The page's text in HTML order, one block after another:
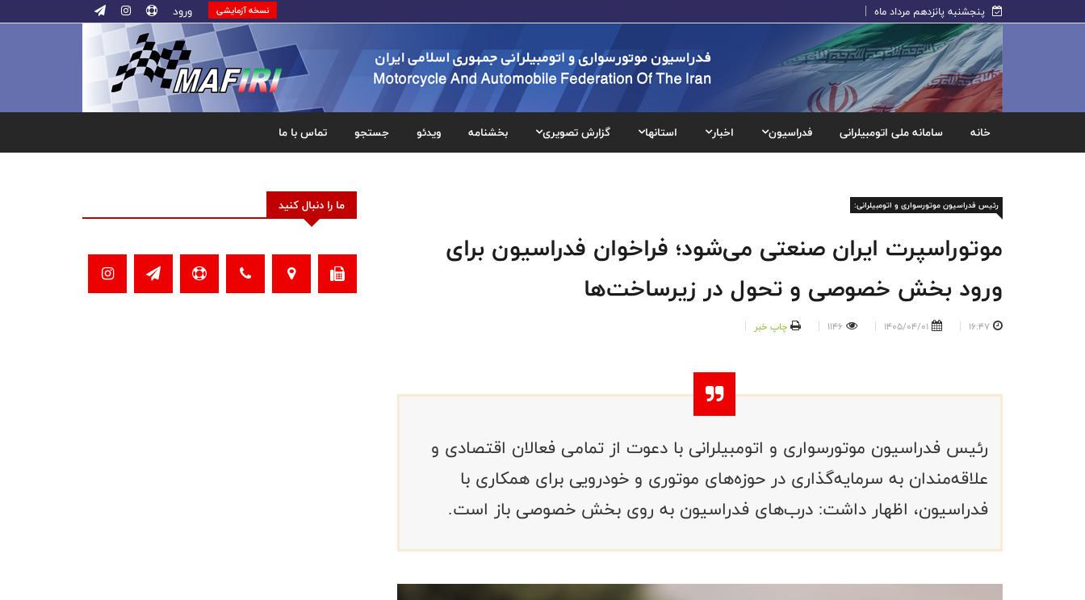
پنجشنبه پانزدهم مرداد ماه نسخه آزمایشی ورود
خانه سامانه ملی اتومبیلرانی فدراسیون اخبار استانها گزارش تصویری بخشنامه ویدئو جستجو تماس با ما
رئیس فدراسیون موتورسواری و اتومبیلرانی:
موتوراسپرت ایران صنعتی می‌شود؛ فراخوان فدراسیون برای
ورود بخش خصوصی و تحول در زیرساخت‌ها
16:47
1405/04/01
1146 چاپ خبر
رئیس فدراسیون موتورسواری و اتومبیلرانی با دعوت از تمامی فعالان اقتصادی و
علاقه‌مندان به سرمایه‌گذاری در حوزه‌های موتوری و خودرویی برای همکاری با
فدراسیون، اظهار داشت: درب‌های فدراسیون به روی بخش خصوصی باز است.
ما را دنبال کنید